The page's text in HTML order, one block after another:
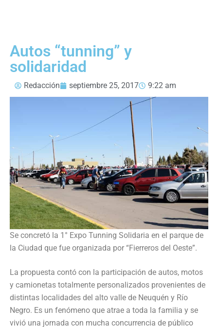
Autos “tunning” y
solidaridad
Redacción septiembre 25, 2017 9:22 am
Se concretó la 1° Expo Tunning Solidaria en el parque de
la Ciudad que fue organizada por “Fierreros del Oeste”.
La propuesta contó con la participación de autos, motos
y camionetas totalmente personalizados provenientes de
distintas localidades del alto valle de Neuquén y Río
Negro. Es un fenómeno que atrae a toda la familia y se
vivió una jornada con mucha concurrencia de público